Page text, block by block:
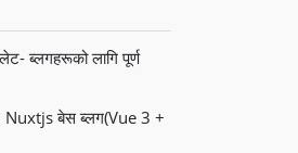
ब्लगहरूको लागि पूर्ण
बेस ब्लग(Vue 3 +